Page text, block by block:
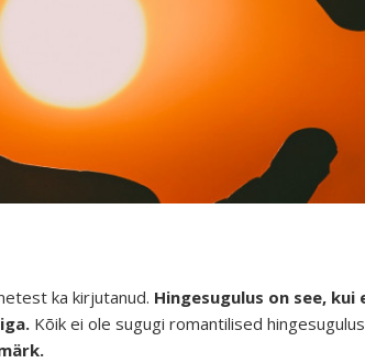
ka kirjutanud. Hingesugulus on see,
Kõik ei ole sugugi romantilised